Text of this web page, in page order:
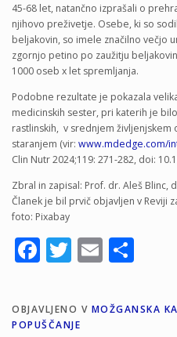
45-68 let, natančno izprašali o
njihovo preživetje. Osebe, ki so
beljakovin, so imele značilno večjo
zgornjo petino po zaužitju
1000 oseb x let spremljanja.
Podobne rezultate je pokazala
medicinskih sester, pri katerih je
rastlinskih, v srednjem
staranjem (vir: www.mdedge.com/
Clin Nutr 2024;119: 271-282, doi:
Zbral in zapisal: Prof. dr. Aleš Blinc,
Članek je bil prvič objavljen v Reviji
foto: Pixabay
Facebook
Twitter
Email
OBJAVLJENO V MOŽGANSKA
POPUŠČANJE